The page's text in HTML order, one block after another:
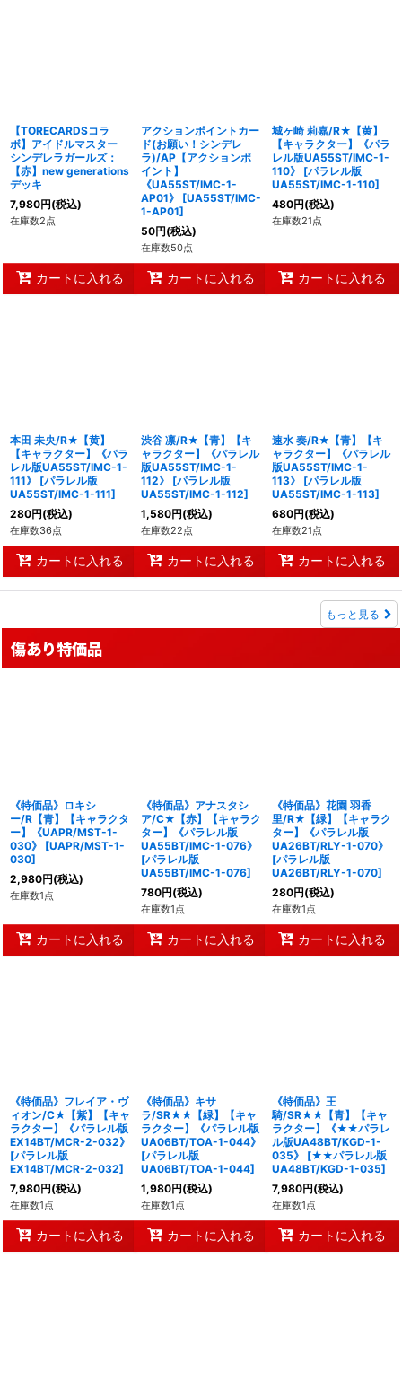
【TORECARDSコラ
ボ】アイドルマスター
シンデレラガールズ：
【赤】new generations
デッキ
7,980円(税込)
在庫数2点
カートに入れる
アクションポイントカー
ド(お願い！シンデレ
ラ)/AP【アクションポ
イント】
《UA55ST/IMC-1-
AP01》
[UA55ST/IMC-
1-AP01]
50円(税込)
在庫数50点
カートに入れる
城ヶ崎 莉嘉/R★【黄】
【キャラクター】《パラ
レル版UA55ST/IMC-1-
110》
[パラレル版
UA55ST/IMC-1-110]
480円(税込)
在庫数21点
カートに入れる
本田 未央/R★【黄】
【キャラクター】《パラ
レル版UA55ST/IMC-1-
111》
[パラレル版
UA55ST/IMC-1-111]
280円(税込)
在庫数36点
カートに入れる
渋谷 凛/R★【青】【キ
ャラクター】《パラレル
版UA55ST/IMC-1-
112》
[パラレル版
UA55ST/IMC-1-112]
1,580円(税込)
在庫数22点
カートに入れる
速水 奏/R★【青】【キ
ャラクター】《パラレル
版UA55ST/IMC-1-
113》
[パラレル版
UA55ST/IMC-1-113]
680円(税込)
在庫数21点
カートに入れる
もっと見る
傷あり特価品
《特価品》ロキシ
ー/R【青】【キャラクタ
ー】《UAPR/MST-1-
030》
[UAPR/MST-1-
030]
2,980円(税込)
在庫数1点
カートに入れる
《特価品》アナスタシ
ア/C★【赤】【キャラク
ター】《パラレル版
UA55BT/IMC-1-076》
[パラレル版
UA55BT/IMC-1-076]
780円(税込)
在庫数1点
カートに入れる
《特価品》花園 羽香
里/R★【緑】【キャラク
ター】《パラレル版
UA26BT/RLY-1-070》
[パラレル版
UA26BT/RLY-1-070]
280円(税込)
在庫数1点
カートに入れる
《特価品》フレイア・ヴ
ィオン/C★【紫】【キャ
ラクター】《パラレル版
EX14BT/MCR-2-032》
[パラレル版
EX14BT/MCR-2-032]
7,980円(税込)
在庫数1点
カートに入れる
《特価品》キサ
ラ/SR★★【緑】【キャ
ラクター】《パラレル版
UA06BT/TOA-1-044》
[パラレル版
UA06BT/TOA-1-044]
1,980円(税込)
在庫数1点
カートに入れる
《特価品》王
騎/SR★★【青】【キャ
ラクター】《★★パラレ
ル版UA48BT/KGD-1-
035》
[★★パラレル版
UA48BT/KGD-1-035]
7,980円(税込)
在庫数1点
カートに入れる